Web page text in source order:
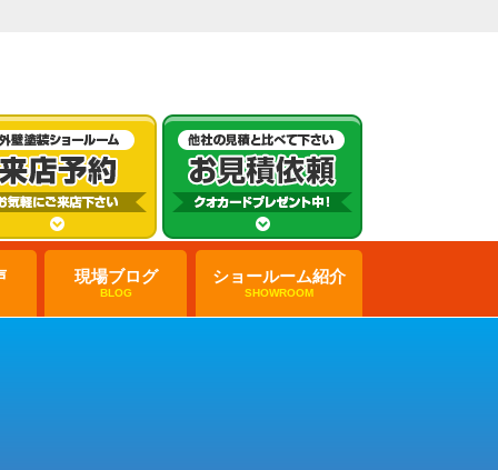
現場ブログ
BLOG
ショールーム紹介
SHOWROOM